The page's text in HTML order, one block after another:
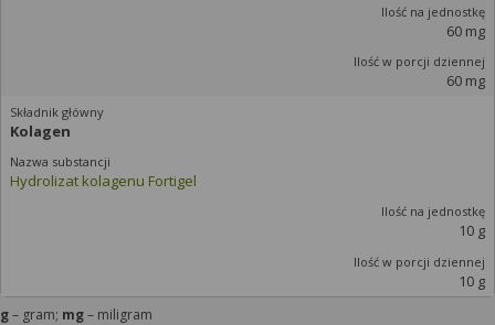
60 mg
60 mg
Kolagen
Hydrolizat kolagenu Fortigel
10 g
10 g
g– gram; mg– miligram